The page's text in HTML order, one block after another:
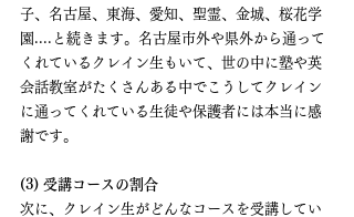
子、名古屋、東海、愛知、聖霊、金城、桜花学
園....と続きます。名古屋市外や県外から通って
くれているクレイン生もいて、世の中に塾や英
会話教室がたくさんある中でこうしてクレイン
に通ってくれている生徒や保護者には本当に感
謝です。
(3) 受講コースの割合
次に、クレイン生がどんなコースを受講してい